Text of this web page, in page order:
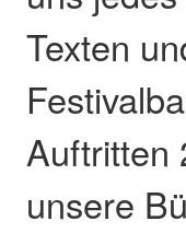
Texten
Auftritten
unsere